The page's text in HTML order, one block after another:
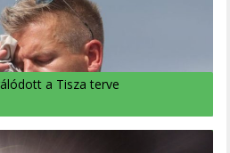
a Tisza terve